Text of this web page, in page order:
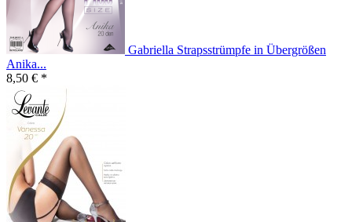
Gabriella Strapsstrümpfe in Übergrößen
Anika...
8,50 € *